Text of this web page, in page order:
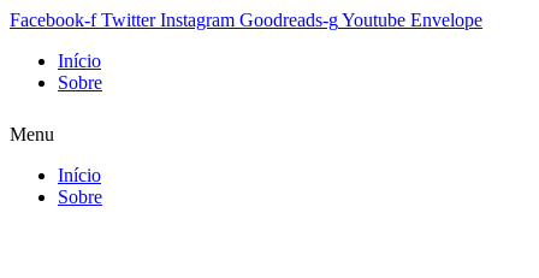
Facebook-f Twitter Instagram Goodreads-gYoutube Envelope
Início
Sobre
Menu
Início
Sobre